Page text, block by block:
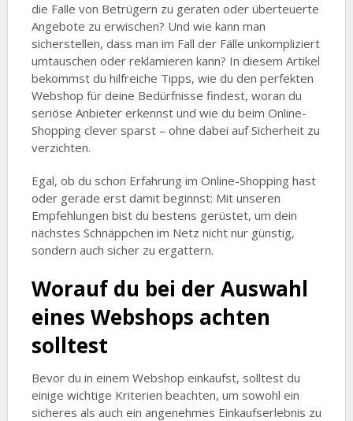
die Falle von Betrügern zu geraten oder überteuerte
Angebote zu erwischen? Und wie kann man
sicherstellen, dass man im Fall der Fälle unkompliziert
umtauschen oder reklamieren kann? In diesem Artikel
bekommst du hilfreiche Tipps, wie du den perfekten
Webshop für deine Bedürfnisse findest, woran du
seriöse Anbieter erkennst und wie du beim Online-
Shopping clever sparst – ohne dabei auf Sicherheit zu
verzichten.
Egal, ob du schon Erfahrung im Online-Shopping hast
oder gerade erst damit beginnst: Mit unseren
Empfehlungen bist du bestens gerüstet, um dein
nächstes Schnäppchen im Netz nicht nur günstig,
sondern auch sicher zu ergattern.
Worauf du bei der Auswahl
eines Webshops achten
solltest
Bevor du in einem Webshop einkaufst, solltest du
einige wichtige Kriterien beachten, um sowohl ein
sicheres als auch ein angenehmes Einkaufserlebnis zu